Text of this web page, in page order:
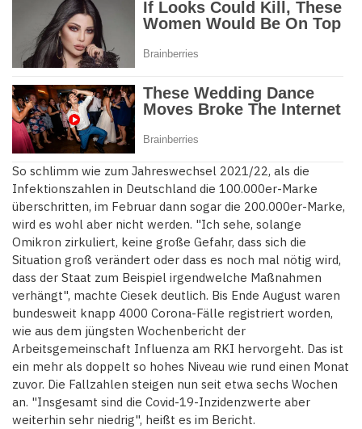
So schlimm wie zum Jahreswechsel 2021/22, als die
Infektionszahlen in Deutschland die 100.000er-Marke
überschritten, im Februar dann sogar die 200.000er-Marke,
wird es wohl aber nicht werden. "Ich sehe, solange
Omikron zirkuliert, keine große Gefahr, dass sich die
Situation groß verändert oder dass es noch mal nötig wird,
dass der Staat zum Beispiel irgendwelche Maßnahmen
verhängt", machte Ciesek deutlich. Bis Ende August waren
bundesweit knapp 4000 Corona-Fälle registriert worden,
wie aus dem jüngsten Wochenbericht der
Arbeitsgemeinschaft Influenza am RKI hervorgeht. Das ist
ein mehr als doppelt so hohes Niveau wie rund einen Monat
zuvor. Die Fallzahlen steigen nun seit etwa sechs Wochen
an. "Insgesamt sind die Covid-19-Inzidenzwerte aber
weiterhin sehr niedrig", heißt es im Bericht.